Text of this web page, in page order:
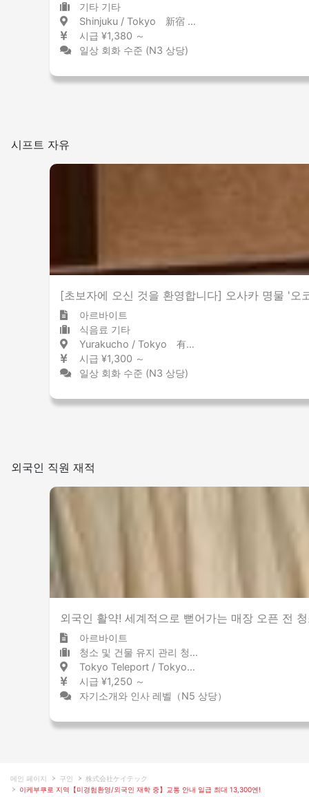
기타 기타
Shinjuku / Tokyo 新宿 / 東京都
시급 ¥1,380 ～
일상 회화 수준 (N3 상당)
시프트 자유
[초보자에 오신 것을 환영합니다] 오사카 명물 '오
아르바이트
식음료 기타
Yurakucho / Tokyo 有楽町 / 東京都
시급 ¥1,300 ～
일상 회화 수준 (N3 상당)
외국인 직원 재적
외국인 활약! 세계적으로 뻗어가는 매장 오픈 전
아르바이트
청소 및 건물 유지 관리 청소 / 건물 유지 관리
Tokyo Teleport / Tokyo 東京テレポート / 東京都
시급 ¥1,250 ～
자기소개와 인사 레벨（N5 상당）
메인 페이지 구인
株式会社ケイテック
이케부쿠로 지역【미경험환영/외국인 재학 중】교통 안내 일급 최대 13,300엔!